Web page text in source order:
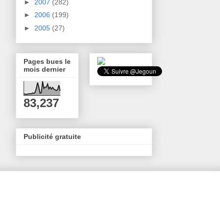
► 2007 (282)
► 2006 (199)
► 2005 (27)
Pages bues le
mois dernier
83,237
Publicité gratuite